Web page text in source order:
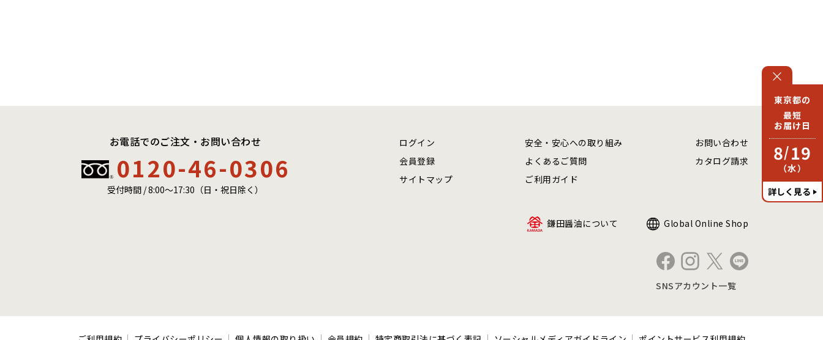
東京都の
最短
お届け日
8/19
（水）
詳しく見る
お電話でのご注文・お問い合わせ
0120-46-0306
受付時間 / 8:00〜17:30（日・祝日除く）
ログイン
会員登録
サイトマップ
安全・安心への取り組み
よくあるご質問
ご利用ガイド
お問い合わせ
カタログ請求
鎌田醤油について Global Online Shop
SNSアカウント一覧